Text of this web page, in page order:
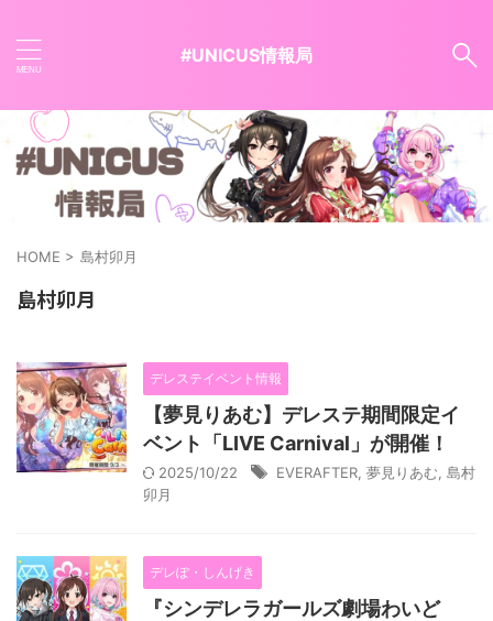
#UNICUS情報局
HOME > 島村卯月
島村卯月
デレステイベント情報
【夢見りあむ】デレステ期間限定イ
ベント「LIVE Carnival」が開催！
2025/10/22 EVERAFTER 夢見りあむ 島村
卯月
デレぽ・しんげき
『シンデレラガールズ劇場わいど